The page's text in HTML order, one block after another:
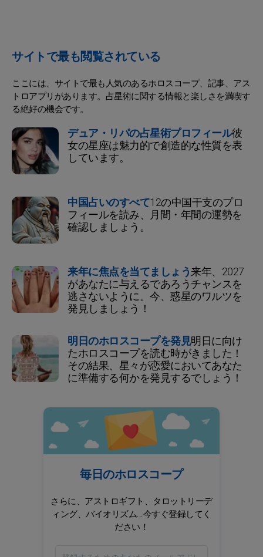
サイトで最も閲覧されている
ここには、サイトで最も人気のあるホロスコープ、記事、アス
トロアプリがあります。占星術に関する情報と楽しさを満喫す
る絶好の機会です。
デュア・リパの占星術プロフィール彼
女の星座は魅力的で創造的な性質を表
しています。
中国占いのすべて12の中国干支のプロ
フィールを読み、月間・年間の運勢を
確認しましょう。
来年に焦点を当てましょう来年、2027
があなたに与えるであろうチャンスを
逃さないように。今、惑星のワルツを
発見しましょう！
明日のホロスコープを発見明日に向け
たホロスコープを読む時がきました！
その結果、星々が恋愛においてあなた
に準備する何かを発見するでしょう！
毎日のホロスコープ
さらに、アストロギフト、タロットリーデ
ィング、バイオリズム...今すぐ登録してく
ださい！